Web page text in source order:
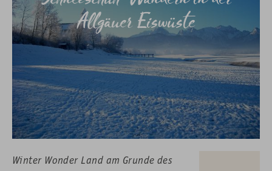
Allgäuer Eiswüste
Winter Wonder Land am Grunde des